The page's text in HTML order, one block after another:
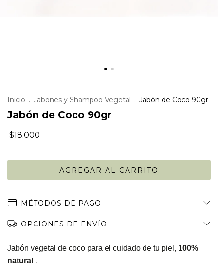
Inicio . Jabones y Shampoo Vegetal . Jabón de Coco 90gr
Jabón de Coco 90gr
$18.000
MÉTODOS DE PAGO
OPCIONES DE ENVÍO
Jabón vegetal de coco para el cuidado de tu piel, 100%
natural .